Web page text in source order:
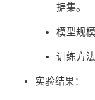
据集。
模型规
训练方
实验结果：